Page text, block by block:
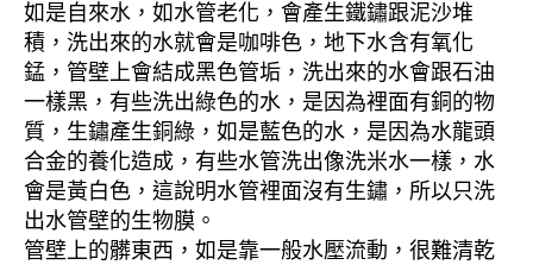
如是自來水，如水管老化，會產生鐵鏽跟泥沙堆
積，洗出來的水就會是咖啡色，地下水含有氧化
錳，管壁上會結成黑色管垢，洗出來的水會跟石油
一樣黑，有些洗出綠色的水，是因為裡面有銅的物
質，生鏽產生銅綠，如是藍色的水，是因為水龍頭
合金的養化造成，有些水管洗出像洗米水一樣，水
會是黃白色，這說明水管裡面沒有生鏽，所以只洗
出水管壁的生物膜。
管壁上的髒東西，如是靠一般水壓流動，很難清乾